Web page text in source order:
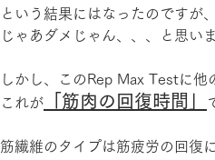
という結果にはなったのですが
じゃあダメじゃん、、、と思い
しかし、このRep Max Testに他
これが
「筋肉の回復時間」
筋繊維のタイプは筋疲労の回復